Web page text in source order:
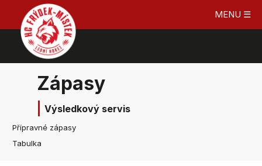
MENU ☰
Zápasy
Výsledkový servis
Přípravné zápasy
Tabulka